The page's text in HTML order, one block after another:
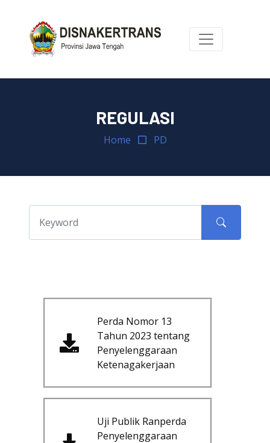
REGULASI
Home PD
Perda Nomor 13
Tahun 2023 tentang
Penyelenggaraan
Ketenagakerjaan
Uji Publik Ranperda
Penyelenggaraan